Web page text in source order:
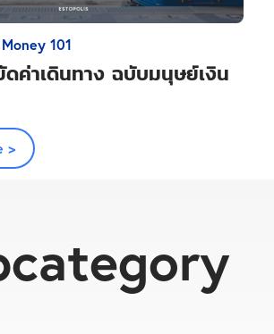
101
ดค่าเดินทาง ฉบับมนุษย์เงิน
>